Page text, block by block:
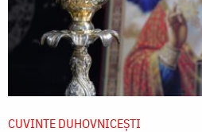
CUVINTE DUHOVNICEȘTI